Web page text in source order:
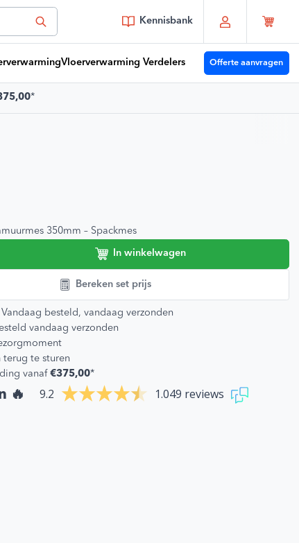
Kennisbank
🔥
Vloerverwarming Verdelers Offerte aanvragen
*
350mm – Spackmes
In winkelwagen
Bereken set prijs
Vandaag besteld, vandaag verzonden
vandaag verzonden
terug te sturen
vanaf €375,00*
🔥 9.2 1.049 reviews